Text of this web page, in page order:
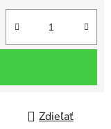
Zdieľať